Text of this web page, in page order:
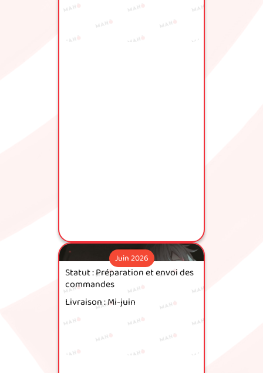
Juin 2026
Statut : Préparation et envoi des
commandes
Livraison : Mi-juin